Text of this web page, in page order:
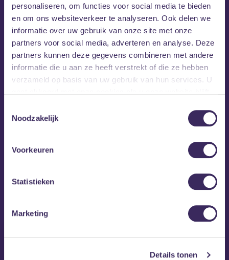
personaliseren, om functies voor social media te bieden
en om ons websiteverkeer te analyseren. Ook delen we
informatie over uw gebruik van onze site met onze
partners voor social media, adverteren en analyse. Deze
partners kunnen deze gegevens combineren met andere
informatie die u aan ze heeft verstrekt of die ze hebben
verzameld op basis van uw gebruik van hun services. U
Noodzakelijk
Voorkeuren
Statistieken
Marketing
Details tonen
MEZZ tipt